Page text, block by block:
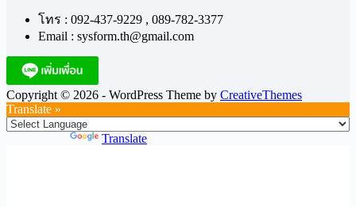
โทร : 092-437-9229 , 089-782-3377
Email : sysform.th@gmail.com
Copyright © 2026 - WordPress Theme by CreativeThemes
Translate »
Translate